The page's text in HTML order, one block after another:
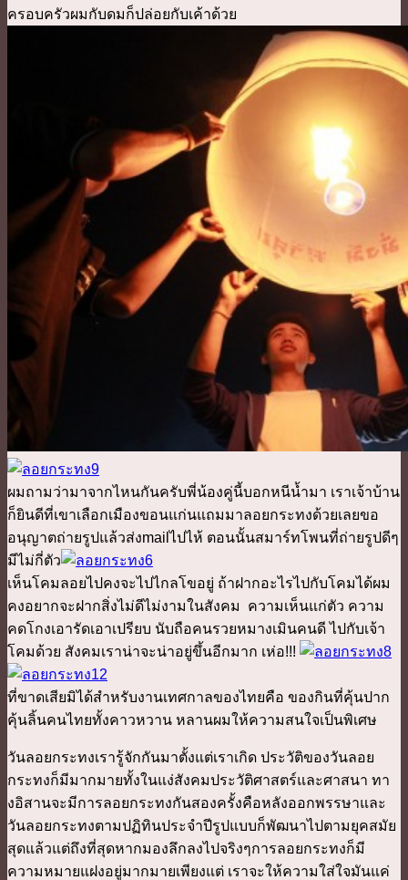
ครอบครัวผมกับดมก็ปล่อยกับเค้าด้วย
ผมถามว่ามาจากไหนกันครับพี่น้องคู่นี้บอกหนีน้ำมา เราเจ้าบ้าน
ก็ยินดีที่เขาเลือกเมืองขอนแก่นแถมมาลอยกระทงด้วยเลยขอ
อนุญาตถ่ายรูปแล้วส่งmailไปไห้ ตอนนั้นสมาร์ทโพนที่ถ่ายรูปดีๆ
มีไม่กี่ตัว
เห็นโคมลอยไปคงจะไปไกลโขอยู่ ถ้าฝากอะไรไปกับโคมได้ผม
คงอยากจะฝากสิ่งไม่ดีไม่งามในสังคม ความเห็นแก่ตัว ความ
คดโกงเอารัดเอาเปรียบ นับถือคนรวยหมางเมินคนดี ไปกับเจ้า
โคมด้วย สังคมเราน่าจะน่าอยู่ขึ้นอีกมาก เห่อ!!!
ที่ขาดเสียมิได้สำหรับงานเทศกาลของไทยคือ ของกินที่คุ้นปาก
คุ้นลิ้นคนไทยทั้งคาวหวาน หลานผมให้ความสนใจเป็นพิเศษ
วันลอยกระทงเรารู้จักกันมาตั้งแต่เราเกิด ประวัติของวันลอย
กระทงก็มีมากมายทั้งในแง่สังคมประวัติศาสตร์และศาสนา ทา
งอิสานจะมีการลอยกระทงกันสองครั้งคือหลังออกพรรษาและ
วันลอยกระทงตามปฏิทินประจำปีรูปแบบก็พัฒนาไปตามยุคสมัย
สุดแล้วแต่ถึงที่สุดหากมองลึกลงไปจริงๆการลอยกระทงก็มี
ความหมายแฝงอยู่มากมายเพียงแต่ เราจะให้ความใส่ใจมันแค่